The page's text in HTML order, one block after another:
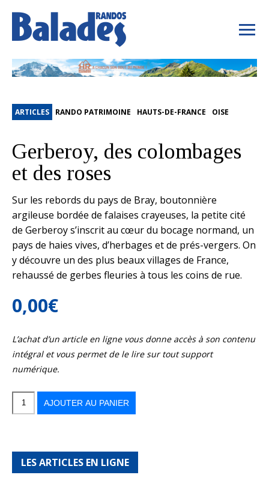
ARTICLES RANDO PATRIMOINE HAUTS-DE-FRANCE OISE
Gerberoy, des colombages
et des roses
Sur les rebords du pays de Bray, boutonnière
argileuse bordée de falaises crayeuses, la petite cité
de Gerberoy s’inscrit au cœur du bocage normand, un
pays de haies vives, d’herbages et de prés-vergers. On
y découvre un des plus beaux villages de France,
rehaussé de gerbes fleuries à tous les coins de rue.
0,00€
L’achat d’un article en ligne vous donne accès à son contenu
intégral et vous permet de le lire sur tout support
numérique.
quantité
Gerberoy,
colombages
des
AJOUTER AU PANIER
LES ARTICLES EN LIGNE